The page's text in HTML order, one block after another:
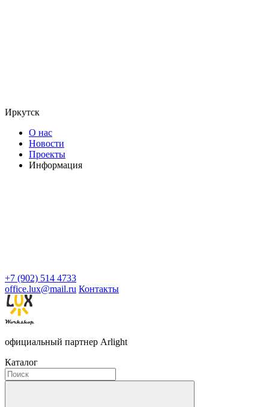
Иркутск
О нас
Новости
Проекты
Информация
+7 (902) 514 4733
office.lux@mail.ru Контакты
официальный партнер Arlight
Каталог